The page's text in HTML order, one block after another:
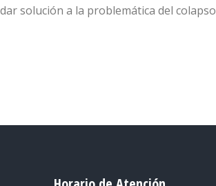
solución a la problemática del